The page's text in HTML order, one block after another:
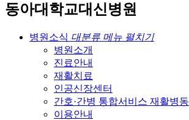
동아대 학교대 신병원
병원소식 대분류 메뉴 펼치기
병원소개
진료안내
재활치료
인공신장센터
간호·간병 통합서비스 재활병동
이용안내